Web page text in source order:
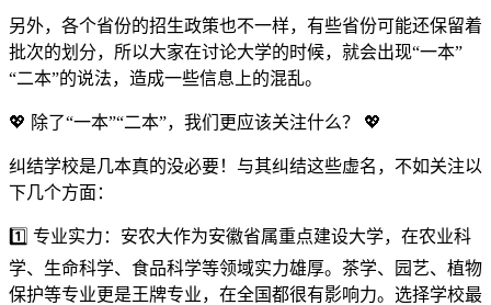
另外，各个省份的招生政策也不一样，有些省份可能还保留着
批次的划分，所以大家在讨论大学的时候，就会出现“一本”
“二本”的说法，造成一些信息上的混乱。
💖 除了“一本”“二本”，我们更应该关注什么？ 💖
纠结学校是几本真的没必要！与其纠结这些虚名，不如关注以
下几个方面：
1️⃣ 专业实力：安农大作为安徽省属重点建设大学，在农业科
学、生命科学、食品科学等领域实力雄厚。茶学、园艺、植物
保护等专业更是王牌专业，在全国都很有影响力。选择学校最